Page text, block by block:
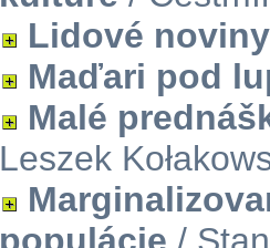
Lidové
Maďari pod
Malé
Leszek